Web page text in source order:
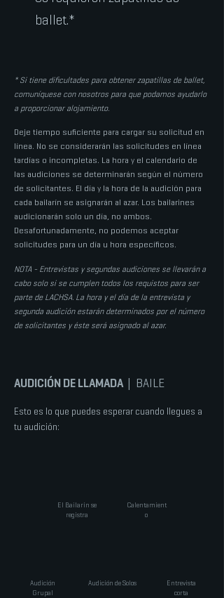
ballet.*
* Si tiene dificultades para obtener zapatillas de ballet,
comuníquese con nosotros para que podamos ayudarlo
a proporcionar alojamiento.
Deje tiempo suficiente para cargar su solicitud en
línea. No se considerarán las solicitudes en línea
tardías o incompletas. La hora y el calendario de
las audiciones se determinarán según el número
de solicitantes. El día y la hora de la audición para
cada bailarín se asignarán al azar. Los bailarines
audicionarán solo un día, no ambos.
Desafortunadamente, no podemos aceptar
solicitudes para un día u hora específicos.
NOTA - Entrevistas y segundas audiciones se llevarán a
cabo solo si se cumplen todos los requistos para ser
parte de LACHSA. La hora y el día de la entrevista y
segunda audición estarán determinados por el número
de solicitantes y éste será asignado al azar.
AUDICIÓN DE LLAMADA | BAILE
Esto es lo que puedes esperar cuando llegues a
tu audición:
El Bailarín se
registra
Calentamient
o
Audición
Grupal
Audición de Solos
Entrevista
corta